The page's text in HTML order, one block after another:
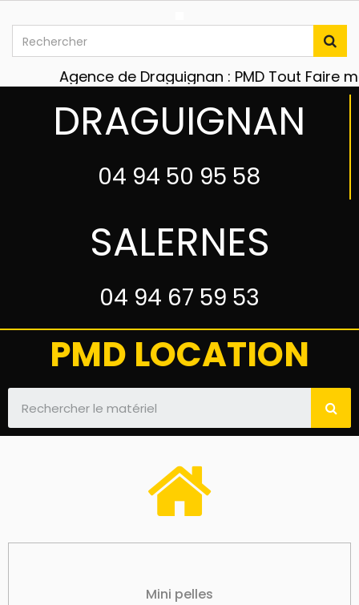
Agence de Draguignan : PMD Tout Faire
DRAGUIGNAN
04 94 50 95 58
SALERNES
04 94 67 59 53
PMD LOCATION
Mini pelles